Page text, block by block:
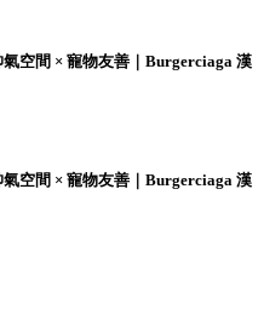
空間 × 寵物友善｜Burgerciaga 漢
空間 × 寵物友善｜Burgerciaga 漢